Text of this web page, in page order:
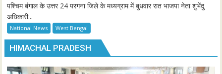
पश्चिम बंगाल के उत्तर 24 परगना जिले के मध्यग्राम में बुधवार रात भाजपा नेता शुभेंदु
अधिकारी...
National News West Bengal
HIMACHAL PRADESH